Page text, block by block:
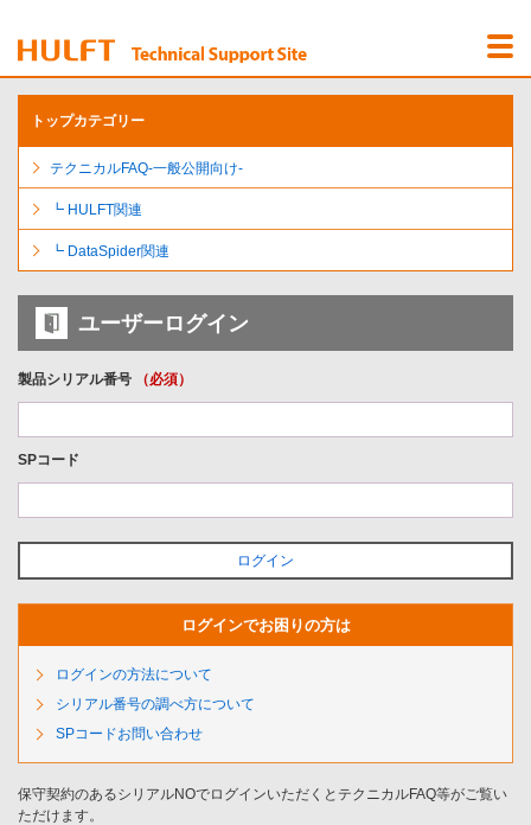
Menu
Open
トップカテゴリー
テクニカルFAQ-一般公開向け-
┗ HULFT関連
┗ DataSpider関連
ユーザーログイン
製品シリアル番号 （必須）
SPコード
ログイン
ログインでお困りの方は
ログインの方法について
シリアル番号の調べ方について
SPコードお問い合わせ
保守契約のあるシリアルNOでログインいただくとテクニカルFAQ等がご覧い
ただけます。